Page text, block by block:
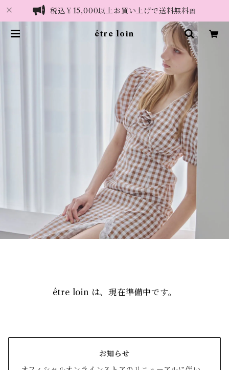
税込￥15,000以上お買い上げで送料無料🎀
être loin
être loin は、現在準備中です。
お知らせ